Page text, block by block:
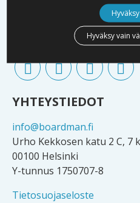
päätöksentekijöiden
Verkostoomme kuuluu lukuisia
hallitusten jäseniä sekä johtoa.
YHTEYSTIEDOT
info@boardman.fi
Urho Kekkosen katu 2 C, 7
00100 Helsinki
Y-tunnus 1750707-8
Tietosuojaseloste
Hyväksy vain